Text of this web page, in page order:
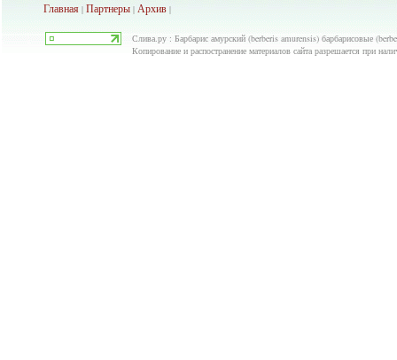
Главная| Партнеры| Архив|
Слива.ру : Барбарис амурский (berberis amurensis) барбарисовые
Копирование и распостранение материалов сайта разрешается при